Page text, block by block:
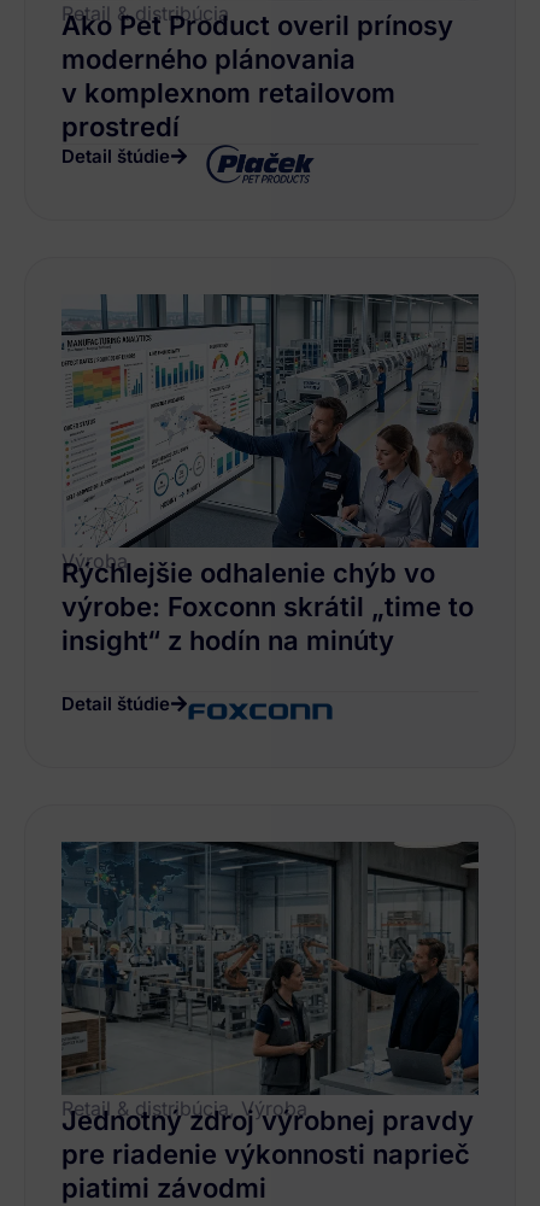
Retail & distribúcia
Ako Pet Product overil prínosy
moderného plánovania
v komplexnom retailovom
prostredí
Detail štúdie
Výroba
Rýchlejšie odhalenie chýb vo
výrobe: Foxconn skrátil „time to
insight“ z hodín na minúty
Detail štúdie
Retail & distribúcia, Výroba
Jednotný zdroj výrobnej pravdy
pre riadenie výkonnosti naprieč
piatimi závodmi